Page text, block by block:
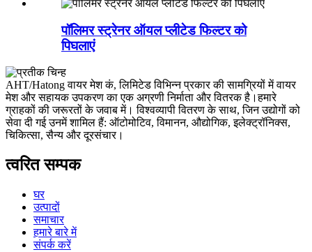
पॉलिमर स्ट्रेनर ऑयल प्लीटेड फिल्टर को
पिघलाएं
AHT/Hatong वायर मेश कं, लिमिटेड विभिन्न प्रकार की सामग्रियों में वायर
मेश और सहायक उपकरण का एक अग्रणी निर्माता और वितरक है।हमारे
ग्राहकों की जरूरतों के जवाब में। विश्वव्यापी वितरण के साथ, जिन उद्योगों को
सेवा दी गई उनमें शामिल हैं: ऑटोमोटिव, विमानन, औद्योगिक, इलेक्ट्रॉनिक्स,
चिकित्सा, सैन्य और दूरसंचार।
त्वरित सम्पक
घर
उत्पादों
समाचार
हमारे बारे में
संपर्क करें